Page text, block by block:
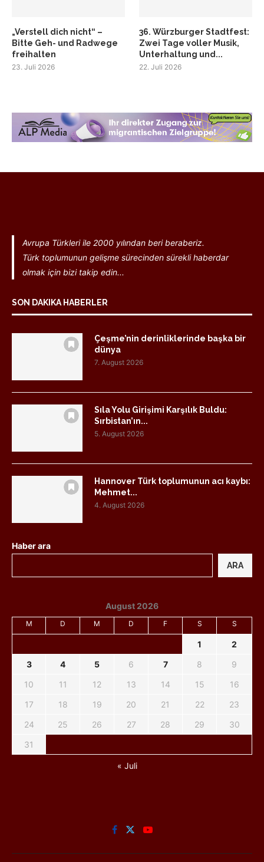
„Verstell dich nicht“ –
Bitte Geh- und Radwege
freihalten
23. Juli 2026
36. Würzburger Stadtfest:
Zwei Tage voller Musik,
Unterhaltung und...
22. Juli 2026
Avrupa Türkleri ile 2000 yılından beri beraberiz.
Türk toplumunun gelişme sürecinden sürekli haberdar
olmak için bizi takip edin...
SON DAKIKA HABERLER
Çeşme’nin derinliklerinde başka bir
dünya
7. August 2026
Sıla Yolu Girişimi Karşılık Buldu:
Sırbistan’ın...
5. August 2026
Hannover Türk toplumunun acı kaybı:
Mehmet...
4. August 2026
Haber ara
ARA
August 2026
M D M D F S S
1
2
3
4 5 6 7 8
9
10
11 12 13 14 15
16
17
18 19 20 21 22
23
24
25 26 27 28 29
30
31
« Juli